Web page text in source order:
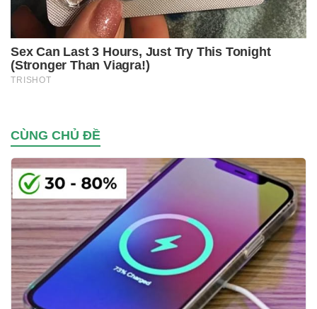
CÙNG CHỦ ĐỀ